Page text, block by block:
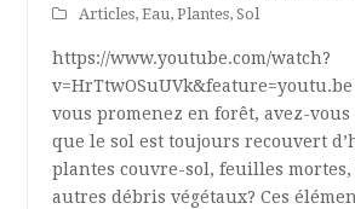
Articles,Eau,Plantes,Sol
https://www.youtube.com/watch?
vous promenez en forêt, avez-
que le sol est toujours recouvert
plantes couvre-sol, feuilles
autres débris végétaux? Ces